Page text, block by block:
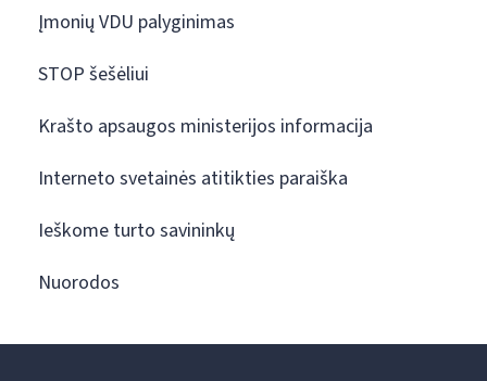
Įmonių VDU palyginimas
STOP šešėliui
Krašto apsaugos ministerijos informacija
Interneto svetainės atitikties paraiška
Ieškome turto savininkų
Nuorodos